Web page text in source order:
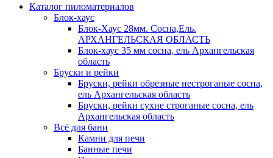
Каталог пиломатериалов
Блок-хаус
Блок-Хаус 28мм. Сосна,Ель.
АРХАНГЕЛЬСКАЯ ОБЛАСТЬ
Блок-хаус 35 мм сосна, ель Архангельская
область
Бруски и рейки
Бруски, рейки обрезные нестроганые сосна,
ель Архангельская область
Бруски, рейки сухие строганые сосна, ель
Архангельская область
Всё для бани
Камни для печи
Банные печи